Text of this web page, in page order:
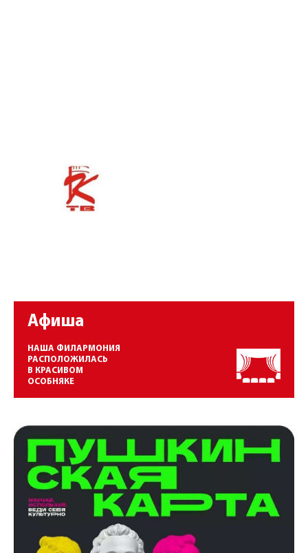
Афиша
НАША ФИЛАРМОНИЯ
РАСПОЛОЖИЛАСЬ
В КРАСИВОМ
ОСОБНЯКЕ